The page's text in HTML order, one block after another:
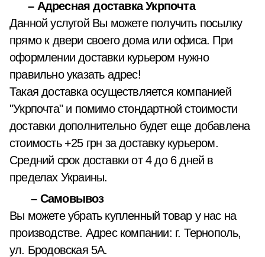
– Адресная доставка Укрпочта
Данной услугой Вы можете получить посылку
прямо к двери своего дома или офиса. При
оформлении доставки курьером нужно
правильно указать адрес!
Такая доставка осуществляется компанией
"Укрпочта" и помимо стондартной стоимости
доставки дополнительно будет еще добавлена
стоимость +25 грн за доставку курьером.
Средний срок доставки от 4 до 6 дней в
пределах Украины.
– Самовывоз
Вы можете убрать купленный товар у нас на
производстве. Адрес компании: г. Тернополь,
ул. Бродовская 5А.